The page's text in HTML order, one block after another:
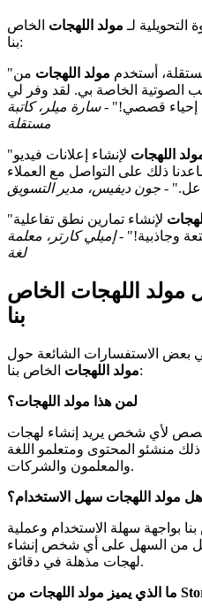
التحويلية لـ مولد اللهجات الخاص
بنا:
أستخدم مولد اللهجات من Story321 لإنشاء
الصوتية الخاصة بي. لقد وفر لي
إحياء قصصي!" -سارة ميلر، كاتبة
مستقلة
اللهجات لإنشاء إعلانات فيديو
ذلك على التواصل مع العملاء
- جون ديفيس، مدير التسويق
لإنشاء تمارين نطق تفاعلية
وجاذبية!" -إميلي كارتر، معلمة
لغة
مولد اللهجات الخاص
بنا
بعض الاستفسارات الشائعة حول
مولد اللهجاتالخاص بنا:
لمن هذا مولد اللهجات؟
لأي شخص يريد إنشاء لهجات
منشئو المحتوى ومتعلمو اللغة
والمعلمون والشركات.
هل مولد اللهجات سهل الاستخدام؟
بواجهة سهلة الاستخدام وعملية
يجعل من السهل على أي شخص إنشاء
لهجات مذهلة في دقائق.